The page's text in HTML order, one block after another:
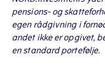
pensions- og
egen rådgivning i
andet ikke er opgivet,
en standard portefølje.